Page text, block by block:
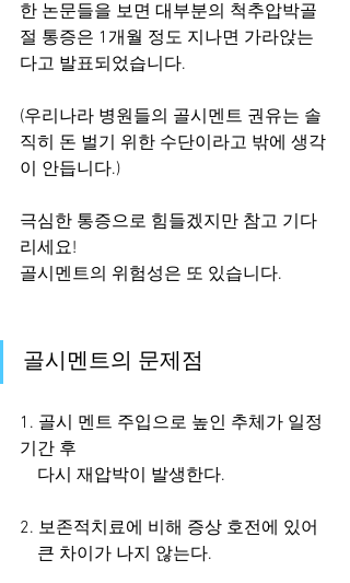
한 논문들을 보면 대부분의 척추압박골
절 통증은 1개월 정도 지나면 가라앉는
다고 발표되었습니다.
(우리나라 병원들의 골시멘트 권유는 솔
직히 돈 벌기 위한 수단이라고 밖에 생각
이 안듭니다.)
극심한 통증으로 힘들겠지만 참고 기다
리세요!
골시멘트의 위험성은 또 있습니다.
골시멘트의 문제점
1. 골시 멘트 주입으로 높인 추체가 일정
기간 후
    다시 재압박이 발생한다.
2. 보존적치료에 비해 증상 호전에 있어
    큰 차이가 나지 않는다.